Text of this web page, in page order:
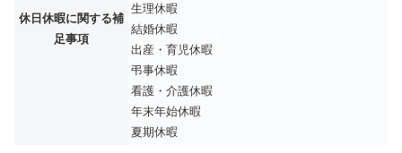
休日休暇に関する補
足事項
生理休暇
結婚休暇
出産・育児休暇
弔事休暇
看護・介護休暇
年末年始休暇
夏期休暇